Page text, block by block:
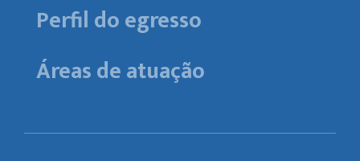
Perfil do egresso
Áreas de atuação